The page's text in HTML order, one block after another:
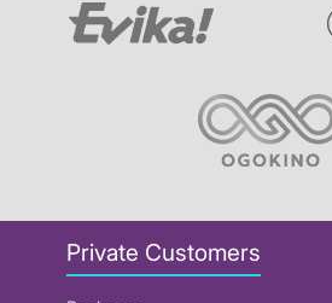
Private Customers